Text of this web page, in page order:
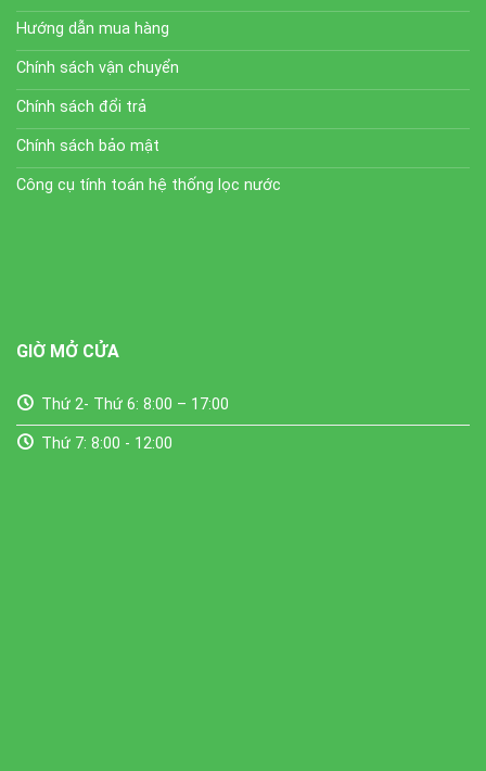
Hướng dẫn mua hàng
Chính sách vận chuyển
Chính sách đổi trả
Chính sách bảo mật
Công cụ tính toán hệ thống lọc nước
GIỜ MỞ CỬA
Thứ 2- Thứ 6: 8:00 – 17:00
Thứ 7: 8:00 - 12:00